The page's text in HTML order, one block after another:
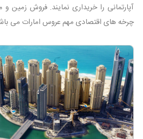
آپارتمانی را خریداری نمایند. فروش زمین
چرخه های اقتصادی مهم عروس امارات می